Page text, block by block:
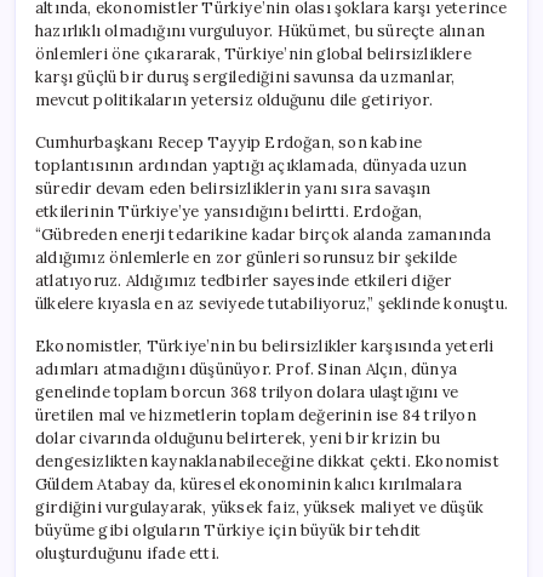
Uyarılar
için
altında, ekonomistler Türkiye’nin olası şoklara karşı yeterince
hazırlıklı olmadığını vurguluyor. Hükümet, bu süreçte alınan
önlemleri öne çıkararak, Türkiye’nin global belirsizliklere
karşı güçlü bir duruş sergilediğini savunsa da uzmanlar,
mevcut politikaların yetersiz olduğunu dile getiriyor.
Cumhurbaşkanı Recep Tayyip Erdoğan, son kabine
toplantısının ardından yaptığı açıklamada, dünyada uzun
süredir devam eden belirsizliklerin yanı sıra savaşın
etkilerinin Türkiye’ye yansıdığını belirtti. Erdoğan,
“Gübreden enerji tedarikine kadar birçok alanda zamanında
aldığımız önlemlerle en zor günleri sorunsuz bir şekilde
atlatıyoruz. Aldığımız tedbirler sayesinde etkileri diğer
ülkelere kıyasla en az seviyede tutabiliyoruz,” şeklinde konuştu.
Ekonomistler, Türkiye’nin bu belirsizlikler karşısında yeterli
adımları atmadığını düşünüyor. Prof. Sinan Alçın, dünya
genelinde toplam borcun 368 trilyon dolara ulaştığını ve
üretilen mal ve hizmetlerin toplam değerinin ise 84 trilyon
dolar civarında olduğunu belirterek, yeni bir krizin bu
dengesizlikten kaynaklanabileceğine dikkat çekti. Ekonomist
Güldem Atabay da, küresel ekonominin kalıcı kırılmalara
girdiğini vurgulayarak, yüksek faiz, yüksek maliyet ve düşük
büyüme gibi olguların Türkiye için büyük bir tehdit
oluşturduğunu ifade etti.